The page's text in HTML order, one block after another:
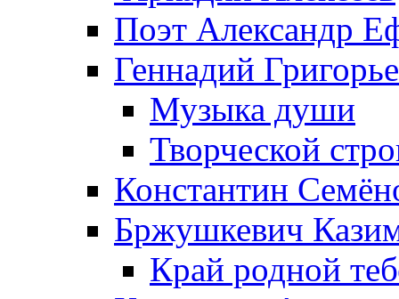
Поэт Александр
Геннадий
Музыка души
Творческой
Константин
Бржушкевич
Край родной